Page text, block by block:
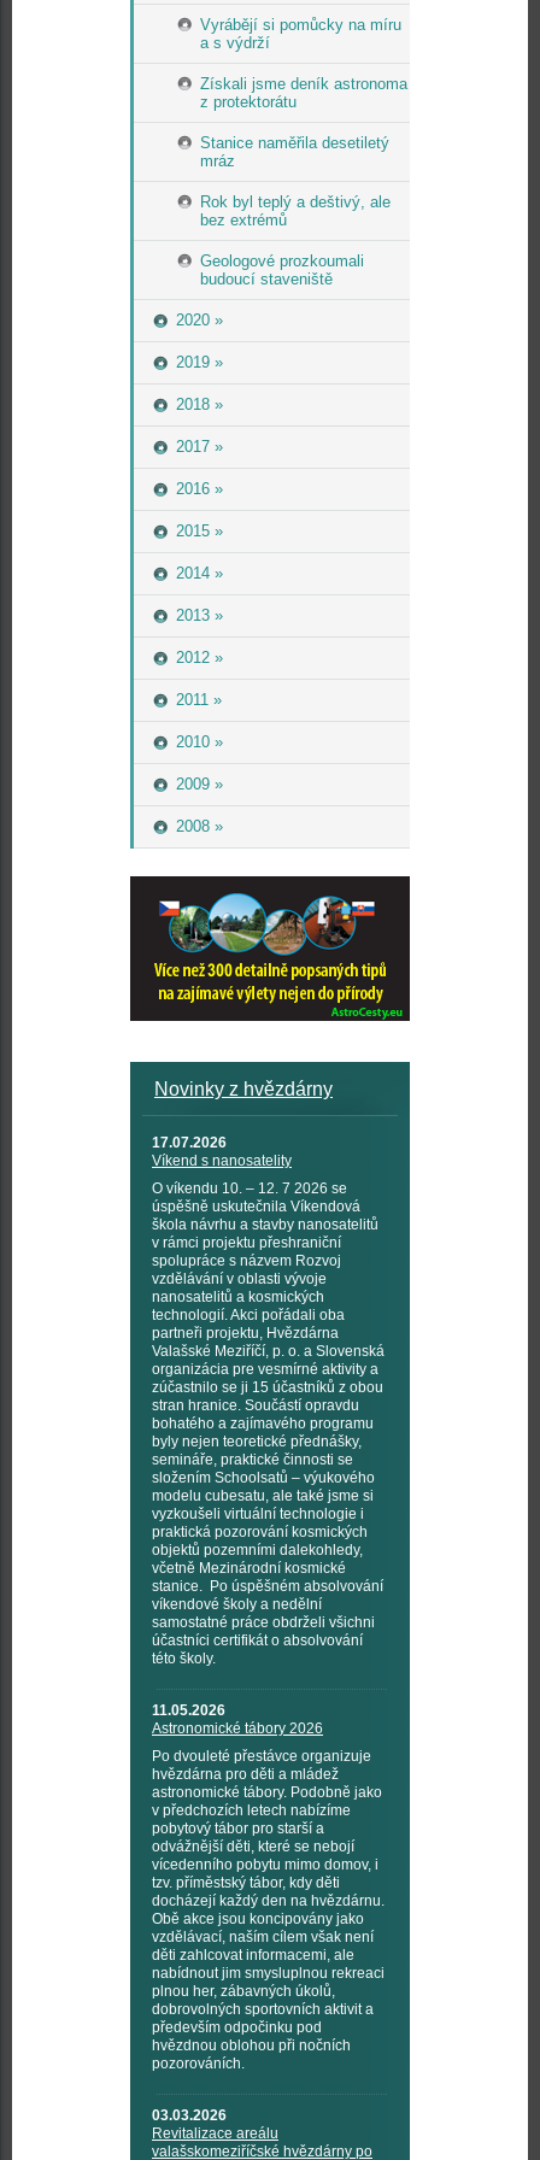
Vyrábějí si pomůcky na míru
a s výdrží
Získali jsme deník astronoma
z protektorátu
Stanice naměřila desetiletý
mráz
Rok byl teplý a deštivý, ale
bez extrémů
Geologové prozkoumali
budoucí staveniště
2020 »
2019 »
2018 »
2017 »
2016 »
2015 »
2014 »
2013 »
2012 »
2011 »
2010 »
2009 »
2008 »
Novinky z hvězdárny
17.07.2026
Víkend s nanosatelity
O víkendu 10. – 12. 7 2026 se
úspěšně uskutečnila Víkendová
škola návrhu a stavby nanosatelitů
v rámci projektu přeshraniční
spolupráce s názvem Rozvoj
vzdělávání v oblasti vývoje
nanosatelitů a kosmických
technologií. Akci pořádali oba
partneři projektu, Hvězdárna
Valašské Meziříčí, p. o. a Slovenská
organizácia pre vesmírné aktivity a
zúčastnilo se ji 15 účastníků z obou
stran hranice. Součástí opravdu
bohatého a zajímavého programu
byly nejen teoretické přednášky,
semináře, praktické činnosti se
složením Schoolsatů – výukového
modelu cubesatu, ale také jsme si
vyzkoušeli virtuální technologie i
praktická pozorování kosmických
objektů pozemními dalekohledy,
včetně Mezinárodní kosmické
stanice. Po úspěšném absolvování
víkendové školy a nedělní
samostatné práce obdrželi všichni
účastníci certifikát o absolvování
této školy.
11.05.2026
Astronomické tábory 2026
Po dvouleté přestávce organizuje
hvězdárna pro děti a mládež
astronomické tábory. Podobně jako
v předchozích letech nabízíme
pobytový tábor pro starší a
odvážnější děti, které se nebojí
vícedenního pobytu mimo domov, i
tzv. příměstský tábor, kdy děti
docházejí každý den na hvězdárnu.
Obě akce jsou koncipovány jako
vzdělávací, naším cílem však není
děti zahlcovat informacemi, ale
nabídnout jim smysluplnou rekreaci
plnou her, zábavných úkolů,
dobrovolných sportovních aktivit a
především odpočinku pod
hvězdnou oblohou při nočních
pozorováních.
03.03.2026
Revitalizace areálu
valašskomeziříčské hvězdárny po